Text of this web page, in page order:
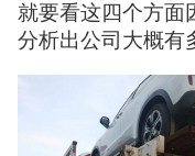
就要看这四个方面
分析出公司大概有